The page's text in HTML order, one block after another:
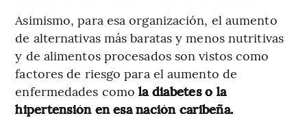
Asimismo, para esa organización, el aumento
de alternativas más baratas y menos nutritivas
y de alimentos procesados son vistos como
factores de riesgo para el aumento de
enfermedades comola diabetes o la
hipertensión en esa nación caribeña.